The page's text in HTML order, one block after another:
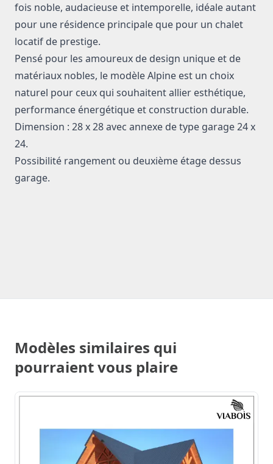
fois noble, audacieuse et intemporelle, idéale autant
pour une résidence principale que pour un chalet
locatif de prestige.
Pensé pour les amoureux de design unique et de
matériaux nobles, le modèle Alpine est un choix
naturel pour ceux qui souhaitent allier esthétique,
performance énergétique et construction durable.
Dimension : 28 x 28 avec annexe de type garage 24 x
24.
Possibilité rangement ou deuxième étage dessus
garage.
Modèles similaires qui
pourraient vous plaire